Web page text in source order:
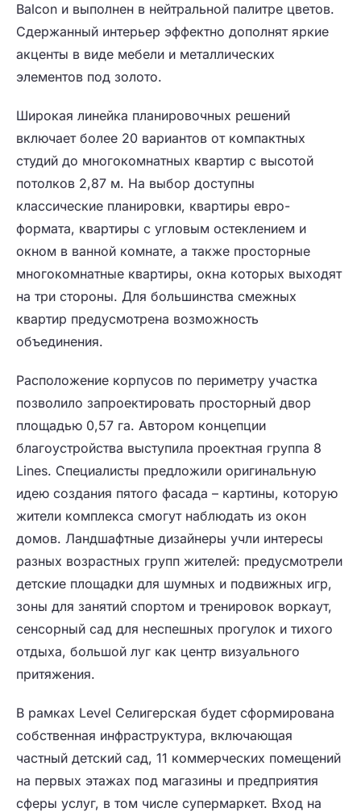
Balcon и выполнен в нейтральной палитре цветов.
Сдержанный интерьер эффектно дополнят яркие
акценты в виде мебели и металлических
элементов под золото.
Широкая линейка планировочных решений
включает более 20 вариантов от компактных
студий до многокомнатных квартир с высотой
потолков 2,87 м. На выбор доступны
классические планировки, квартиры евро-
формата, квартиры с угловым остеклением и
окном в ванной комнате, а также просторные
многокомнатные квартиры, окна которых выходят
на три стороны. Для большинства смежных
квартир предусмотрена возможность
объединения.
Расположение корпусов по периметру участка
позволило запроектировать просторный двор
площадью 0,57 га. Автором концепции
благоустройства выступила проектная группа 8
Lines. Специалисты предложили оригинальную
идею создания пятого фасада – картины, которую
жители комплекса смогут наблюдать из окон
домов. Ландшафтные дизайнеры учли интересы
разных возрастных групп жителей: предусмотрели
детские площадки для шумных и подвижных игр,
зоны для занятий спортом и тренировок воркаут,
сенсорный сад для неспешных прогулок и тихого
отдыха, большой луг как центр визуального
притяжения.
В рамках Level Селигерская будет сформирована
собственная инфраструктура, включающая
частный детский сад, 11 коммерческих помещений
на первых этажах под магазины и предприятия
сферы услуг, в том числе супермаркет. Вход на